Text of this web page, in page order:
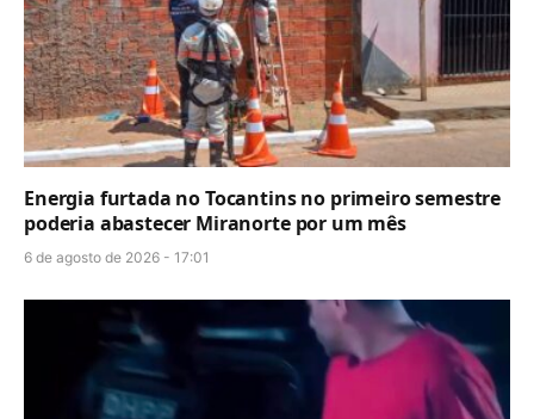
Energia furtada no Tocantins no primeiro semestre
poderia abastecer Miranorte por um mês
6 de agosto de 2026 - 17:01